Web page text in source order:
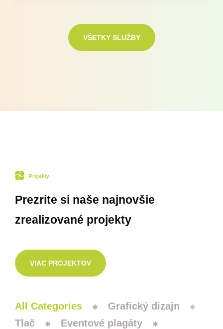
VŠETKY SLUŽBY
Projekty
Prezrite si naše najnovšie
zrealizované projekty
VIAC PROJEKTOV
All Categories
Grafický dizajn
Tlač
Eventové plagáty